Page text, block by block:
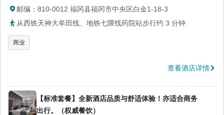
邮编：810-0012 福冈县福冈市中央区白金1-18-3
从西铁天神大牟田线、地铁七隈线药院站步行约 3 分钟
商业
查看酒店详情
【标准套餐】全新酒店品质与舒适体验！亦适合商务
出行。（权威餐饮）